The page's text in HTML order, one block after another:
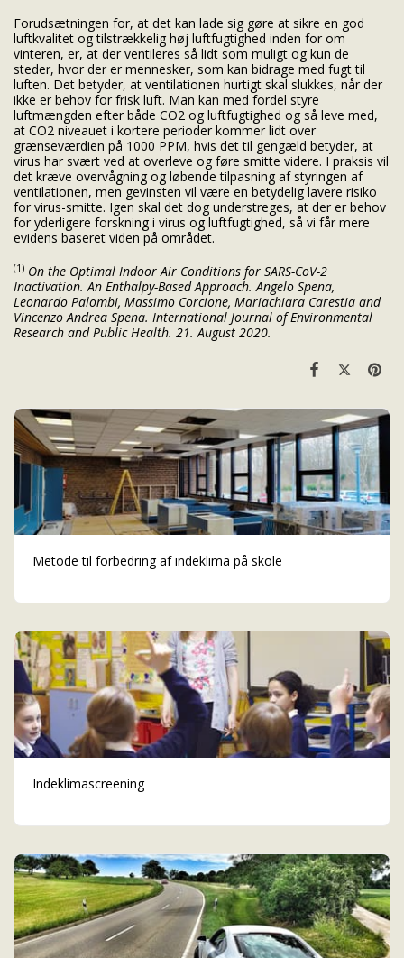
Forudsætningen for, at det kan lade sig gøre at sikre en god
luftkvalitet og tilstrækkelig høj luftfugtighed inden for om
vinteren, er, at der ventileres så lidt som muligt og kun de
steder, hvor der er mennesker, som kan bidrage med fugt til
luften. Det betyder, at ventilationen hurtigt skal slukkes, når der
ikke er behov for frisk luft. Man kan med fordel styre
luftmængden efter både CO2 og luftfugtighed og så leve med,
at CO2 niveauet i kortere perioder kommer lidt over
grænseværdien på 1000 PPM, hvis det til gengæld betyder, at
virus har svært ved at overleve og føre smitte videre. I praksis vil
det kræve overvågning og løbende tilpasning af styringen af
ventilationen, men gevinsten vil være en betydelig lavere risiko
for virus-smitte. Igen skal det dog understreges, at der er behov
for yderligere forskning i virus og luftfugtighed, så vi får mere
evidens baseret viden på området.
(1) On the Optimal Indoor Air Conditions for SARS-CoV-2
Inactivation. An Enthalpy-Based Approach. Angelo Spena,
Leonardo Palombi, Massimo Corcione, Mariachiara Carestia and
Vincenzo Andrea Spena. International Journal of Environmental
Research and Public Health. 21. August 2020.
Metode til forbedring af indeklima på skole
Indeklimascreening